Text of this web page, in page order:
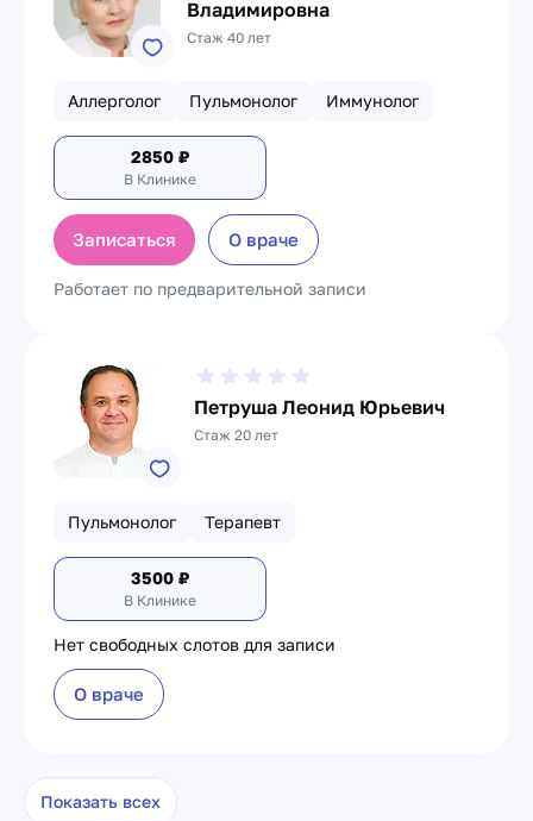
Владимировна
Стаж 40 лет
Аллерголог Пульмонолог Иммунолог
2850 ₽
В Клинике
Записаться О враче
Работает по предварительной записи
Петруша Леонид Юрьевич
Стаж 20 лет
Пульмонолог Терапевт
3500 ₽
В Клинике
Нет свободных слотов для записи
О враче
Показать всех